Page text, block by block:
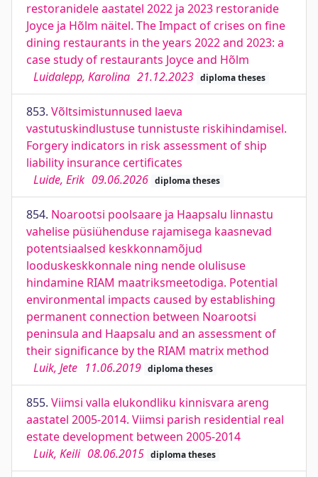
restoranidele aastatel 2022 ja 2023 restoranide
Joyce ja Hõlm näitel. The Impact of crises on fine
dining restaurants in the years 2022 and 2023: a
case study of restaurants Joyce and Hõlm
Luidalepp, Karolina 21.12.2023 diploma theses
853. Võltsimistunnused laeva
vastutuskindlustuse tunnistuste riskihindamisel.
Forgery indicators in risk assessment of ship
liability insurance certificates
Luide, Erik 09.06.2026 diploma theses
854. Noarootsi poolsaare ja Haapsalu linnastu
vahelise püsiühenduse rajamisega kaasnevad
potentsiaalsed keskkonnamõjud
looduskeskkonnale ning nende olulisuse
hindamine RIAM maatriksmeetodiga. Potential
environmental impacts caused by establishing
permanent connection between Noarootsi
peninsula and Haapsalu and an assessment of
their significance by the RIAM matrix method
Luik, Jete 11.06.2019 diploma theses
855. Viimsi valla elukondliku kinnisvara areng
aastatel 2005-2014. Viimsi parish residential real
estate development between 2005-2014
Luik, Keili 08.06.2015 diploma theses